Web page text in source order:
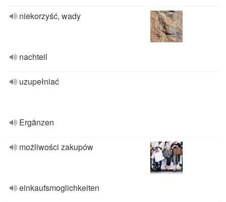
niekorzyść, wady
nachteil
uzupełniać
Ergänzen
możliwości zakupów
einkaufsmoglichkeiten